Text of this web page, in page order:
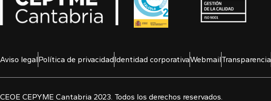
Aviso legalPolítica de privacidadIdentidad corporativaWebmailTransparencia
CEOE CEPYME Cantabria 2023. Todos los derechos reservados.